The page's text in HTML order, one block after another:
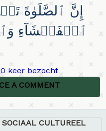
إِنَّ ٱلصَّلَوٰةَ
keer bezocht
A COMMENT
CULTUREEL